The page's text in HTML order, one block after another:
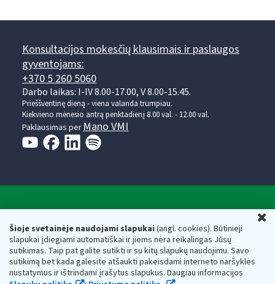
Šioje svetainėje naudojami slapukai(angl. cookies). Būtinieji
slapukai įdiegiami automatiškai ir jiems nėra reikalingas Jūsų
sutikimas. Taip pat galite sutikti ir su kitų slapukų naudojimu. Savo
sutikimą bet kada galėsite atšaukti pakeisdami interneto naršyklės
nustatymus ir ištrindami įrašytus slapukus. Daugiau informacijos
Konsultacijos mokesčių klausimais ir paslaugos
gyventojams:
+370 5 260 5060
Darbo laikas: I-IV 8.00-17.00, V 8.00-15.45.
Prieššventinę dieną - viena valanda trumpiau.
Kiekvieno mėnesio antrą penktadienį 8.00 val. - 12.00 val.
Paklausimas per Mano VMI
Respublikos finansų ministerijos
Biudžetinė įstaiga. Juridinio asmens kodas — 188659752,
adresas: Vasario 16-osios g. 14, 01107 Vilnius, Lietuva, el.paštas:
vmi@vmi.lt, E. pristatymo dėžutės adresas 188659752
Duomenys apie Valstybinę mokesčių inspekciją prie Lietuvos